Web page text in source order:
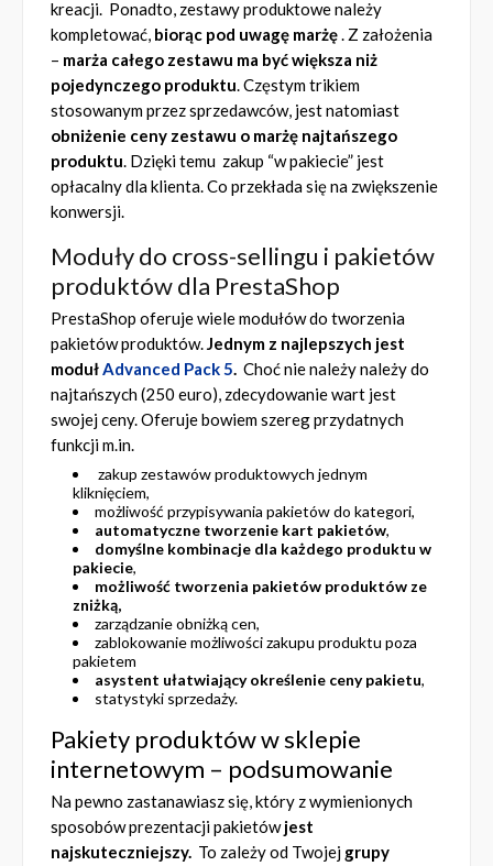
kreacji. Ponadto, zestawy produktowe należy
kompletować, biorąc pod uwagę marżę. Z założenia
– marża całego zestawu ma być większa niż
pojedynczego produktu. Częstym trikiem
stosowanym przez sprzedawców, jest natomiast
obniżenie ceny zestawu o marżę najtańszego
produktu. Dzięki temu zakup “w pakiecie” jest
opłacalny dla klienta. Co przekłada się na zwiększenie
konwersji.
Moduły do cross-sellingu i pakietów
produktów dla PrestaShop
PrestaShop oferuje wiele modułów do tworzenia
pakietów produktów.Jednym z najlepszych jest
modułAdvanced Pack 5. Choć nie należy należy do
najtańszych (250 euro), zdecydowanie wart jest
swojej ceny. Oferuje bowiem szereg przydatnych
funkcji m.in.
zakup zestawów produktowych jednym
kliknięciem,
możliwość przypisywania pakietów do kategori,
automatyczne tworzenie kart pakietów,
domyślne kombinacje dla każdego produktu w
pakiecie,
możliwość tworzenia pakietów produktów ze
zniżką,
zarządzanie obniżką cen,
zablokowanie możliwości zakupu produktu poza
pakietem
asystent ułatwiający określenie ceny pakietu,
statystyki sprzedaży.
Pakiety produktów w sklepie
internetowym – podsumowanie
Na pewno zastanawiasz się, który z wymienionych
sposobów prezentacji pakietówjest
najskuteczniejszy. To zależy od Twojej grupy